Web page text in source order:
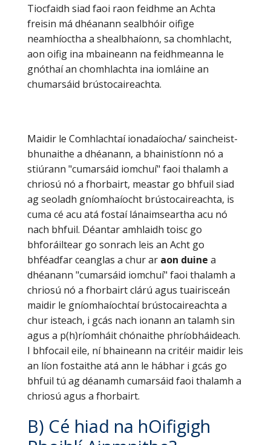
Tiocfaidh siad faoi raon feidhme an Achta
freisin má dhéanann sealbhóir oifige
neamhíoctha a shealbhaíonn, sa chomhlacht,
aon oifig ina mbaineann na feidhmeanna le
gnóthaí an chomhlachta ina iomláine an
chumarsáid brústocaireachta.
Maidir le Comhlachtaí ionadaíocha/ saincheist-
bhunaithe a dhéanann, a bhainistíonn nó a
stiúrann "cumarsáid iomchuí" faoi thalamh a
chriosú nó a fhorbairt, meastar go bhfuil siad
ag seoladh gníomhaíocht brústocaireachta, is
cuma cé acu atá fostaí lánaimseartha acu nó
nach bhfuil. Déantar amhlaidh toisc go
bhforáiltear go sonrach leis an Acht go
bhféadfar ceanglas a chur ar aon duine a
dhéanann "cumarsáid iomchuí" faoi thalamh a
chriosú nó a fhorbairt clárú agus tuairisceán
maidir le gníomhaíochtaí brústocaireachta a
chur isteach, i gcás nach ionann an talamh sin
agus a p(h)ríomháit chónaithe phríobháideach.
I bhfocail eile, ní bhaineann na critéir maidir leis
an líon fostaithe atá ann le hábhar i gcás go
bhfuil tú ag déanamh cumarsáid faoi thalamh a
chriosú agus a fhorbairt.
B) Cé hiad na hOifigigh